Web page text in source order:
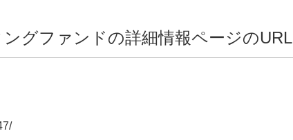
グファンドの詳細情報ページのURL